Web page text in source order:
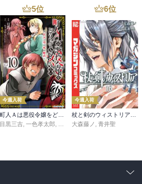
メル。
5位
今週入荷
町人Ａは悪役令嬢をどうしても救いたい ～どぶと空と氷の姫君～１０【電子書店共通特典イラスト付】
目黒三吉, 一色孝太郎, Parum
6位
今週入荷
杖と剣のウィストリア（１６）
大森藤ノ , 青井聖